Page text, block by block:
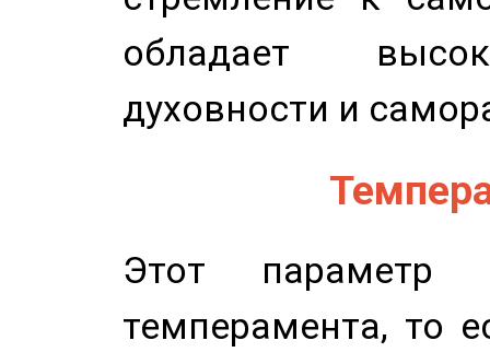
обладает
духовности и
Этот параметр
темперамента, то